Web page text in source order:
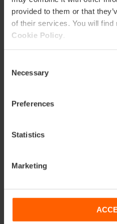
provided to them or that
of their services. You will find
Cookie Policy
Selection
Necessary
Preferences
Statistics
Marketing
Cómo llegar
6,7,9,11,19,
Calle San Vicente